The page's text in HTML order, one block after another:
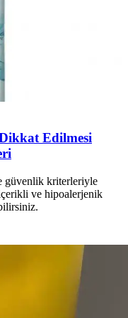
Edilmesi
güvenlik kriterleriyle
ve hipoalerjenik